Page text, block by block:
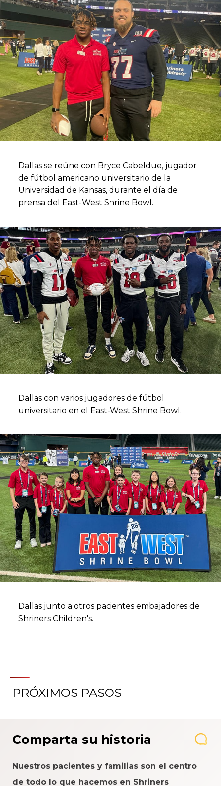
Dallas se reúne con Bryce Cabeldue, jugador
de fútbol americano universitario de la
Universidad de Kansas, durante el día de
prensa del East-West Shrine Bowl.
Dallas con varios jugadores de fútbol
universitario en el East-West Shrine Bowl.
Dallas junto a otros pacientes embajadores de
Shriners Children's.
PRÓXIMOS PASOS
Comparta su historia
Nuestros pacientes y familias son el centro
de todo lo que hacemos en Shriners